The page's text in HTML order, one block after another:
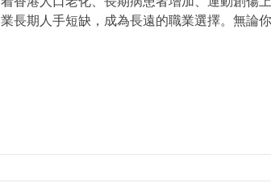
業長期人手短缺，成為長遠的職業選擇。無論